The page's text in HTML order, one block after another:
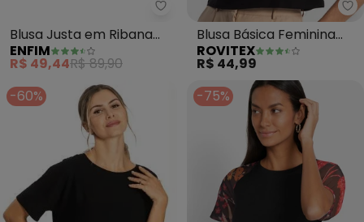
Enfim - Blusa Justa em Ribana
Blusa Justa em Ribana
(Preto)
ENFIM
R$ 49,44R$ 89,90
Blusa Básica Feminina
Viscotorcion (Preto)
ROVITEX
R$ 44,99
-60%
-75%